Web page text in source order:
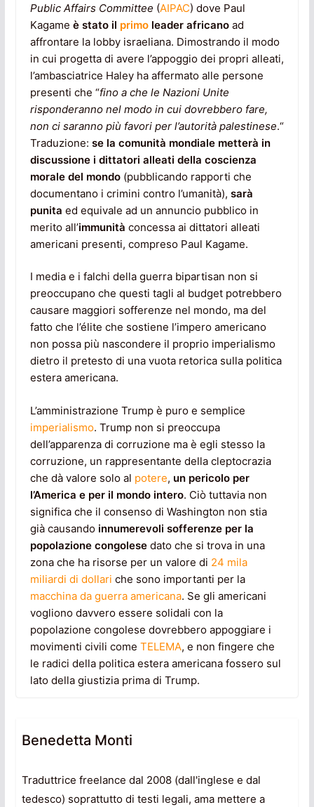
Public Affairs Committee (AIPAC) dove Paul
Kagame è stato il primoleader africanoad
affrontare la lobby israeliana. Dimostrando il modo
in cui progetta di avere l’appoggio dei propri alleati,
l’ambasciatrice Haley ha affermato alle persone
presenti che “fino a che le Nazioni Unite
risponderanno nel modo in cui dovrebbero fare,
non ci saranno più favori per l’autorità palestinese.“
Traduzione: se la comunità mondiale metterà in
discussione i dittatori alleati della coscienza
morale del mondo(pubblicando rapporti che
documentano i crimini contro l’umanità), sarà
punita ed equivale ad un annuncio pubblico in
merito all’immunità concessa ai dittatori alleati
americani presenti, compreso Paul Kagame.
I media e i falchi della guerra bipartisan non si
preoccupano che questi tagli al budget potrebbero
causare maggiori sofferenze nel mondo, ma del
fatto che l’élite che sostiene l’impero americano
non possa più nascondere il proprio imperialismo
dietro il pretesto di una vuota retorica sulla politica
estera americana.
L’amministrazione Trump è puro e semplice
imperialismo. Trump non si preoccupa
dell’apparenza di corruzione ma è egli stesso la
corruzione, un rappresentante della cleptocrazia
che dà valore solo al potere, un pericolo per
l’America e per il mondo intero. Ciò tuttavia non
significa che il consenso di Washington non stia
già causando innumerevoli sofferenze per la
popolazione congolesedato che si trova in una
zona che ha risorse per un valore di 24 mila
miliardi di dollari che sono importanti per la
macchina da guerra americana. Se gli americani
vogliono davvero essere solidali con la
popolazione congolese dovrebbero appoggiare i
movimenti civili come TELEMA, e non fingere che
le radici della politica estera americana fossero sul
lato della giustizia prima di Trump.
Benedetta Monti
Traduttrice freelance dal 2008 (dall'inglese e dal
tedesco) soprattutto di testi legali, ama mettere a